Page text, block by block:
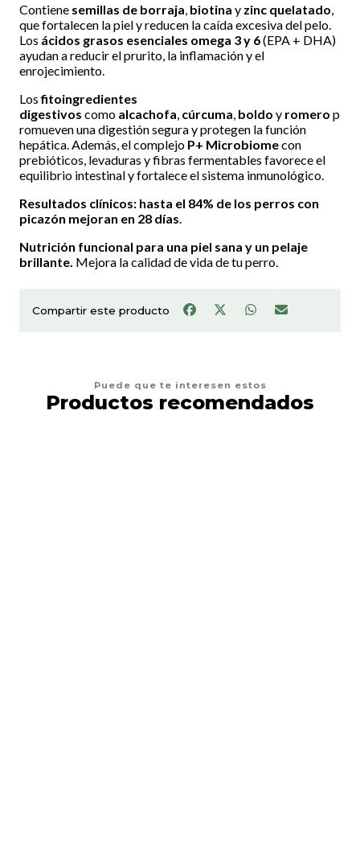
Contiene semillas de borraja, biotina y zinc quelatado,
que fortalecen la piel y reducen la caída excesiva del pelo.
Los ácidos grasos esenciales omega 3 y 6(EPA + DHA)
ayudan a reducir el prurito, la inflamación y el
enrojecimiento.
Losfitoingredientes
digestivos como alcachofa, cúrcuma, boldo y romero p
romueven una digestión segura y protegen la función
hepática. Además, el complejo P+ Microbiomecon
prebióticos, levaduras y fibras fermentables favorece el
equilibrio intestinal y fortalece el sistema inmunológico.
Resultados clínicos: hasta el 84% de los perros con
picazón mejoran en 28 días.
Nutrición funcional para una piel sana y un pelaje
brillante. Mejora la calidad de vida de tu perro.
Compartir este producto
Puede que te interesen estos
Productos recomendados